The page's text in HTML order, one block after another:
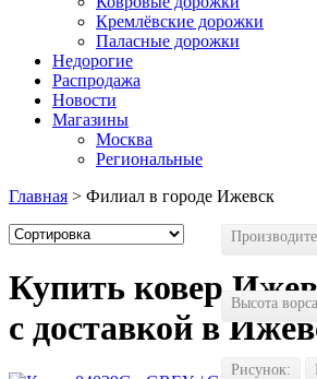
Кремлёвские дорожки
Паласные дорожки
Недорогие
Распродажа
Новости
Магазины
Москва
Региональные
Главная > Филиал в городе Ижевск
Высота
Рисунок:
Купить ковер
с доставкой в